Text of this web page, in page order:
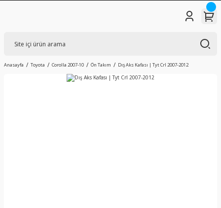
Anasayfa Toyota Corolla 2007-10 Ön Takım Dış Aks Kafası | Tyt Crl 2007-2012